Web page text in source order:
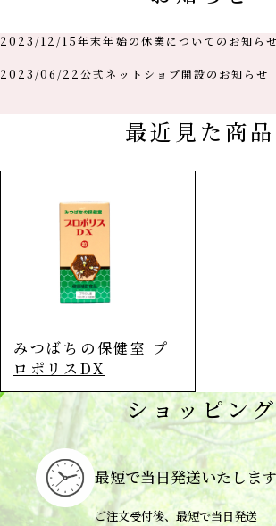
2023/12/15年末年始の休業についてのお知らせ
2023/06/22公式ネットショプ開設のお知らせ
最近見た商品
みつばちの保健室 プ
ロポリスDX
ショッピン
最短で当日発送いたします
ご注文受付後、最短で当日発送